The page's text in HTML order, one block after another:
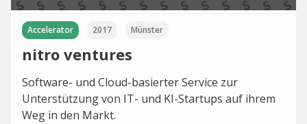
Accelerator 2017 Münster
nitro ventures
Software- und Cloud-basierter Service zur
Unterstützung von IT- und KI-Startups auf ihrem
Weg in den Markt.